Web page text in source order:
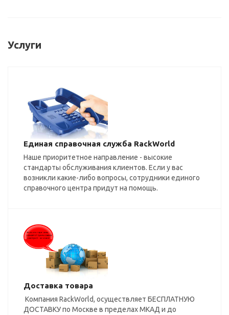
Услуги
Единая справочная служба RackWorld
Наше приоритетное направление - высокие
стандарты обслуживания клиентов. Если у вас
возникли какие-либо вопросы, сотрудники единого
справочного центра придут на помощь.
Доставка товара
Компания RackWorld, осуществляет БЕСПЛАТНУЮ
ДОСТАВКУ по Москве в пределах МКАД и до